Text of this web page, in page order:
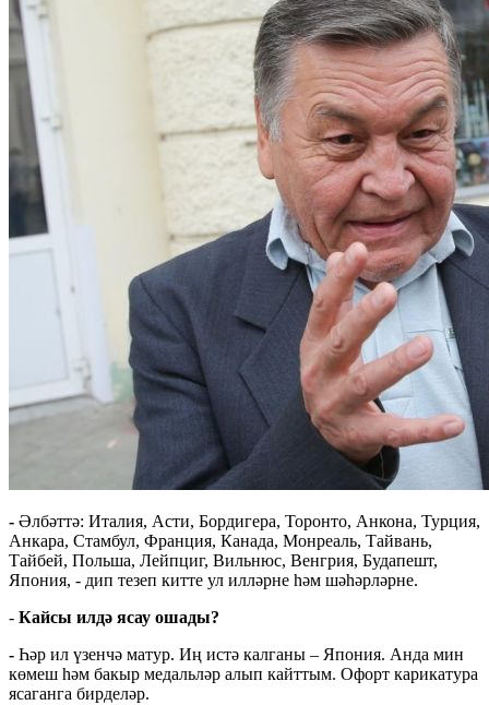
- Әлбәттә: Италия, Асти, Бордигера, Торонто, Анкона, Турция,
Анкара, Стамбул, Франция, Канада, Монреаль, Тайвань,
Тайбей, Польша, Лейпциг, Вильнюс, Венгрия, Будапешт,
Япония, - дип тезеп китте ул илләрне һәм шәһәрләрне.
- Кайсы илдә ясау ошады?
- Һәр ил үзенчә матур. Иң истә калганы – Япония. Анда мин
көмеш һәм бакыр медальләр алып кайттым. Офорт карикатура
ясаганга бирделәр.